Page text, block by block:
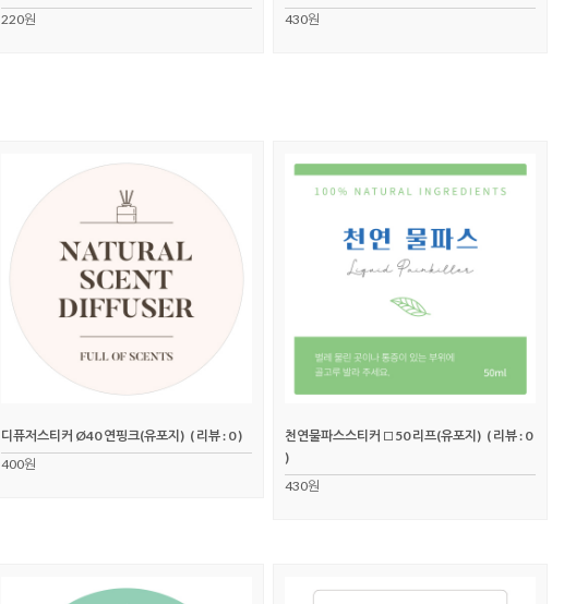
220원
430원
디퓨저스티커 Ø40 연핑크(유포지) ( 리뷰 : 0 )
400원
천연물파스스티커 □50 리프(유포지) ( 리뷰 : 0
)
430원